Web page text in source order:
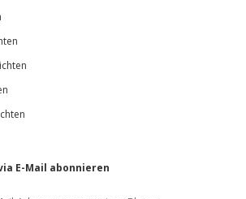
E-Mail abonnieren